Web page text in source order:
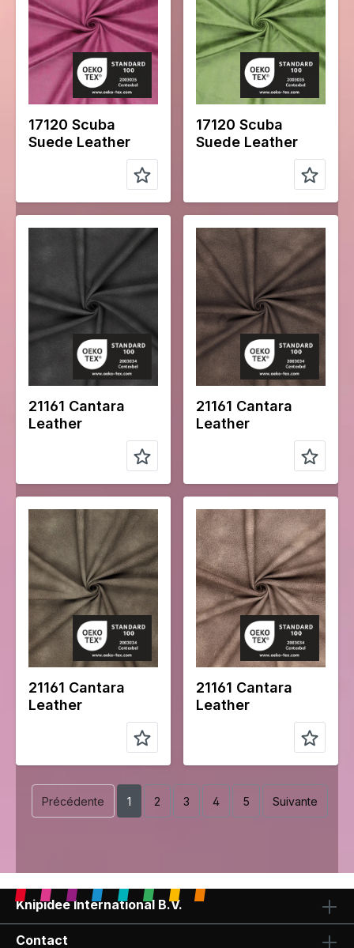
Poids en
gr/m2
280
Type de
tissu
Suede
Compositio 95%PL
5%EA
17120 Scuba
Suede Leather
Poids en
gr/m2
280
Type de
tissu
Suede
Compositio 95%PL
5%EA
17120 Scuba
Suede Leather
gr/m2
240
Type de
tissu
Leather
Compositio Face:
100%PU
Back:
21161 Cantara
Leather
Largeur en
cm
150
Poids en
gr/m2
240
Type de
tissu
Leather
Compositio
n
Face:
100%PU
Back:
21161 Cantara
Leather
Largeur en
cm
150
Poids en
gr/m2
240
Type de
tissu
Leather
Compositio
n
Face:
100%PU
Back:
21161 Cantara
Leather
Largeur en
cm
150
Poids en
gr/m2
240
Type de
tissu
Leather
Compositio
n
Face:
100%PU
Back:
21161 Cantara
Leather
Précédente 1 2 3 4 5 Suivante
Knipidee International B.V.
Contact